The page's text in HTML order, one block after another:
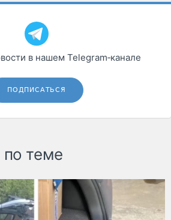
в нашем Telegram‑канале
ПОДПИСАТЬСЯ
теме